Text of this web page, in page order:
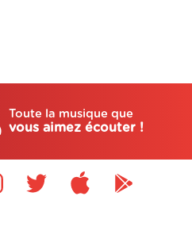
Toute la musique que
vous aimez écouter !